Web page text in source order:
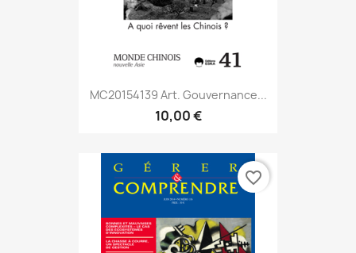
MC20154139 Art. Gouvernance...
10,00 €
favorite_border